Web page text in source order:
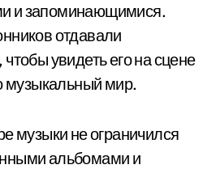
и запоминающимися.
отдавали
увидеть его на сцене
музыкальный мир.
музыки не ограничился
альбомами и